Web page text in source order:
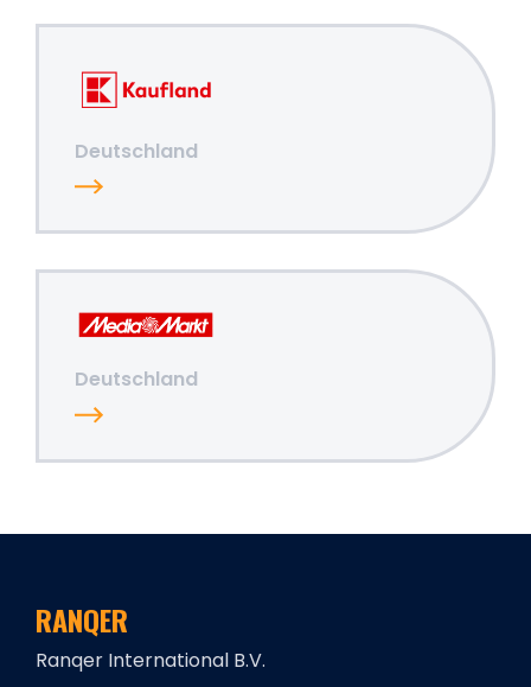
Deutschland
Deutschland
RANQER
Ranqer International B.V.